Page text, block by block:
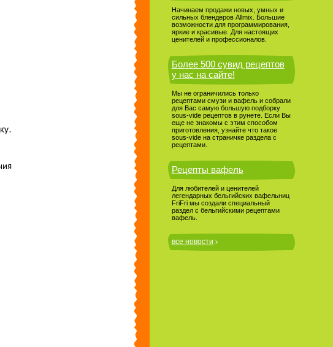
Начинаем продажи новых, умных и
сильных блендеров Allmix. Большие
возможности для программирования,
яркие и красивые. Для настоящих
ценителей и профессионалов.
Более 500 сувид рецептов
у нас на сайте!
Мы не ограничились только
рецептами смузи и вафель и собрали
для Вас самую большую подборку
sous-vide рецептов в рунете. Если Вы
еще не знакомы с этим способом
приготовления, узнайте что такое
sous-vide на страничке раздела с
рецептами.
Рецепты вафель
Для любителей и ценителей
легендарных бельгийских вафельниц
FriFri мы создали специальный
раздел с бельгийскими рецептами
вафель.
все новости